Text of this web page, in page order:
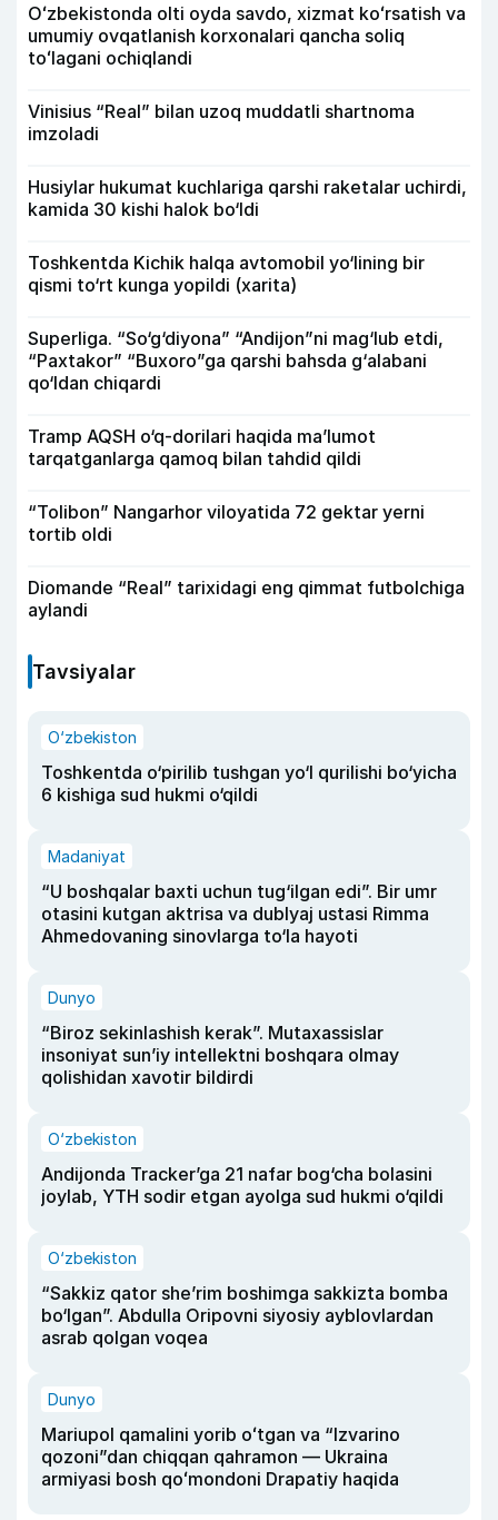
Oʻzbekistonda olti oyda savdo, xizmat koʻrsatish va
umumiy ovqatlanish korxonalari qancha soliq
toʻlagani ochiqlandi
Vinisius “Real” bilan uzoq muddatli shartnoma
imzoladi
Husiylar hukumat kuchlariga qarshi raketalar uchirdi,
kamida 30 kishi halok bo‘ldi
Toshkentda Kichik halqa avtomobil yo‘lining bir
qismi to‘rt kunga yopildi (xarita)
Superliga. “So‘g‘diyona” “Andijon”ni mag‘lub etdi,
“Paxtakor” “Buxoro”ga qarshi bahsda g‘alabani
qo‘ldan chiqardi
Tramp AQSH o‘q-dorilari haqida ma’lumot
tarqatganlarga qamoq bilan tahdid qildi
“Tolibon” Nangarhor viloyatida 72 gektar yerni
tortib oldi
Diomande “Real” tarixidagi eng qimmat futbolchiga
aylandi
Tavsiyalar
O‘zbekiston
Toshkentda o‘pirilib tushgan yo‘l qurilishi bo‘yicha
6 kishiga sud hukmi o‘qildi
Madaniyat
“U boshqalar baxti uchun tug‘ilgan edi”. Bir umr
otasini kutgan aktrisa va dublyaj ustasi Rimma
Ahmedovaning sinovlarga to‘la hayoti
Dunyo
“Biroz sekinlashish kerak”. Mutaxassislar
insoniyat sun’iy intellektni boshqara olmay
qolishidan xavotir bildirdi
O‘zbekiston
Andijonda Tracker’ga 21 nafar bog‘cha bolasini
joylab, YTH sodir etgan ayolga sud hukmi o‘qildi
O‘zbekiston
“Sakkiz qator she’rim boshimga sakkizta bomba
bo‘lgan”. Abdulla Oripovni siyosiy ayblovlardan
asrab qolgan voqea
Dunyo
Mariupol qamalini yorib oʻtgan va “Izvarino
qozoni”dan chiqqan qahramon — Ukraina
armiyasi bosh qoʻmondoni Drapatiy haqida